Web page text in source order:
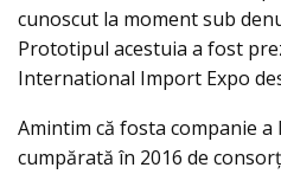
cunoscut la moment sub
Prototipul acestuia a fost
International Import Expo
Amintim că fosta companie
cumpărată în 2016 de